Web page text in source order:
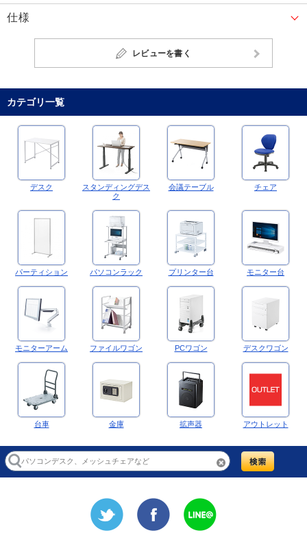
仕様
レビューを書く
カテゴリ一覧
デスク
スタンディングデス
ク
会議テーブル チェア
パーティション パソコンラック プリンター台 モニター台
モニターアーム ファイルワゴン PCワゴン デスクワゴン
台車 金庫 拡声器 アウトレット